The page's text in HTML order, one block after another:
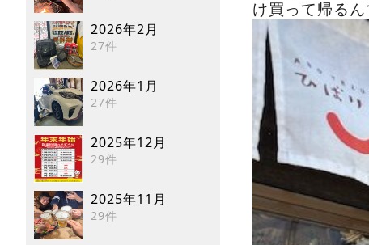
2026年2月
27件
2026年1月
27件
2025年12月
29件
2025年11月
29件
け買って帰るん